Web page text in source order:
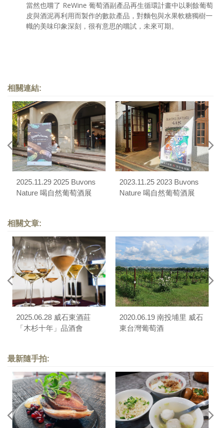
當然也嚐了 ReWine 葡萄酒副產品再生循環計畫中以剩餘葡萄
皮與酒泥再利用而製作的數款產品，對麵包與水果軟糖獨樹一
幟的美味印象深刻，很有意思的嚐試，未來可期。
相關連結:
2025.11.29 2025 Buvons
Nature 喝自然葡萄酒展
2023.11.25 2023 Buvons
Nature 喝自然葡萄酒展
相關文章:
2025.06.28 威石東酒莊
「木杉十年」品酒會
2020.06.19 南投埔里 威石
東台灣葡萄酒
最新隨手拍: